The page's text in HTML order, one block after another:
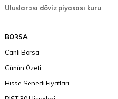
Uluslarası döviz piyasası kuru
BORSA
Canlı Borsa
Günün Özeti
Hisse Senedi Fiyatları